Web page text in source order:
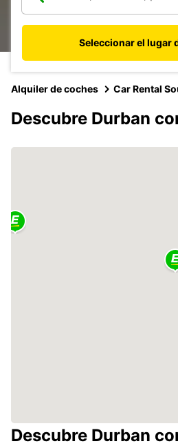
Seleccionar el lugar
Alquiler de coches Car Rental
Descubre Durban
Descubre Durban